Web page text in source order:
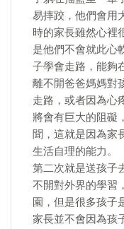
易摔跤，他們會用
時的家長雖然心裡
是他們不會就此心
子學會走路，能夠
離不開爸爸媽媽對
走路，或者因為心
將會有巨大的阻礙
聞，這就是因為家
生活自理的能力。
第二次就是送孩子
不開對外界的學習
園，但是很多孩子
家長並不會因為孩